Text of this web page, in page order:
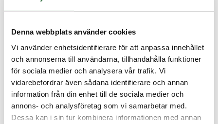
Denna webbplats använder cookies
Vi använder enhetsidentifierare för att anpassa innehållet
och annonserna till användarna, tillhandahålla funktioner
för sociala medier och analysera vår trafik. Vi
vidarebefordrar även sådana identifierare och annan
information från din enhet till de sociala medier och
annons- och analysföretag som vi samarbetar med.
Dessa kan i sin tur kombinera informationen med annan